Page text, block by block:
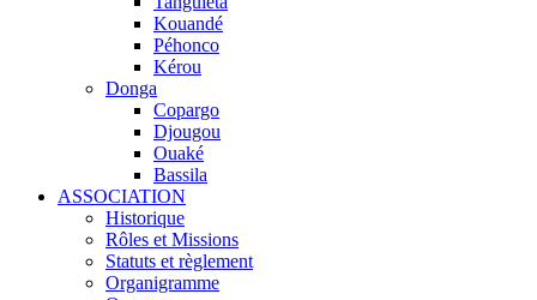
Kouandé
Péhonco
Kérou
Donga
Copargo
Djougou
Ouaké
Bassila
ASSOCIATION
Historique
Rôles et Missions
Statuts et règlement
Organigramme